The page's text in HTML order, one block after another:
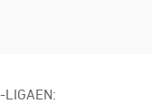
LIGAEN: